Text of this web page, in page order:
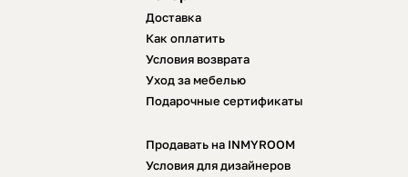
Доставка
Как оплатить
Условия возврата
Уход за мебелью
Подарочные сертификаты
Продавать на INMYROOM
Условия для дизайнеров